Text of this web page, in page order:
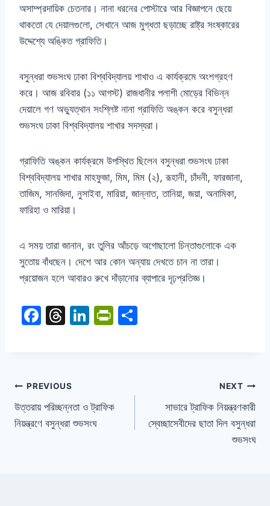
অসাম্প্রদায়িক চেতনার। নানা ধরনের পোস্টারে আর বিজ্ঞাপনে ছেয়ে
থাকতো যে দেয়ালগুলো, সেখানে আজ মুগ্ধতা ছড়াচ্ছে রাষ্ট্র সংষ্কারের
উদ্দেশ্যে অঙ্কিত গ্রাফিতি।
বসুন্ধরা শুভসংঘ ঢাকা বিশ্ববিদ্যালয় শাখাও এ কার্যক্রমে অংশগ্রহণ
করে। আজ রবিবার (১১ আগস্ট) রাজধানীর পলাশী মোড়ের বিভিন্ন
দেয়ালে গণ অভ্যুত্থান সংশ্লিষ্ট নানা গ্রাফিতি অঙ্কন করে বসুন্ধরা
শুভসংঘ ঢাকা বিশ্ববিদ্যালয় শাখার সদস্যরা।
গ্রাফিতি অঙ্কন কার্যক্রমে উপস্থিত ছিলেন বসুন্ধরা শুভসংঘ ঢাকা
বিশ্ববিদ্যালয় শাখার মাহফুজা, মিম, মিম (২),রূহানী, চাঁদনী, ফারজানা,
তাজিম, সানজিদা, নুসাইবা, মারিয়া, জান্নাত,তানিয়া, জয়া, অনামিকা,
ফারিহা ও মারিয়া।
এ সময় তারা জানান, রং তুলির আঁচড়ে অগোছালো চিন্তাগুলোকে এক
সুতোয় বাঁধছেন। দেশে আর কোন অন্যায় দেখতে চান না তারা।
প্রয়োজন হলে আবারও রুখে দাঁড়ানোর ব্যাপারে দৃঢ়প্রতিজ্ঞ।
F
b
o
o
T
d
s
Li
n
Pr
n
PREVIOUS
উত্তরায় পরিচ্ছন্নতা ও ট্রাফিক
নিয়ন্ত্রণে বসুন্ধরা শুভসংঘ
NEXT
সাভারে ট্রাফিক নিয়ন্ত্রণকারী
স্বেচ্ছাসেবীদের ছাতা দিল বসুন্ধরা
শুভসংঘ